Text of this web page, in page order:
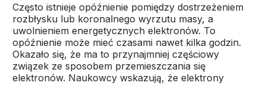
Często istnieje opóźnienie pomiędzy dostrzeżeniem
rozbłysku lub koronalnego wyrzutu masy, a
uwolnieniem energetycznych elektronów. To
opóźnienie może mieć czasami nawet kilka godzin.
Okazało się, że ma to przynajmniej częściowy
związek ze sposobem przemieszczania się
elektronów. Naukowcy wskazują, że elektrony